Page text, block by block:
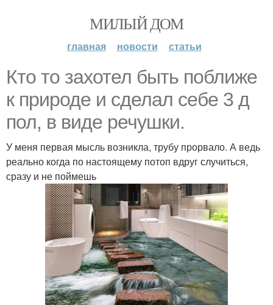
МИЛЫЙ ДОМ
главная новости статьи
Кто то захотел быть поближе
к природе и сделал себе 3 д
пол, в виде речушки.
У меня первая мысль возникла, трубу прорвало. А ведь
реально когда по настоящему потоп вдруг случиться,
сразу и не поймешь